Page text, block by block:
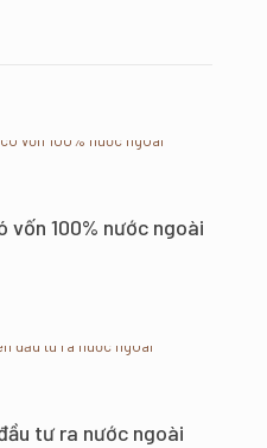
vốn 100% nước ngoài
tư ra nước ngoài